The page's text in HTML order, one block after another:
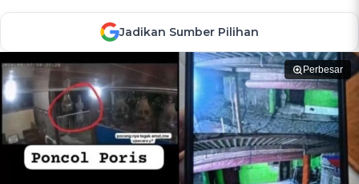
Jadikan Sumber Pilihan
Perbesar